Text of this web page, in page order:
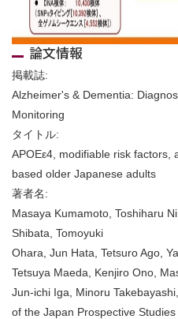
論文情報
掲載誌:
Alzheimer's & Dementia:
Monitoring
タイトル:
APOEε4, modifiable risk factors,
based older Japanese adults
著者名:
Masaya Kumamoto, Toshiharu
Shibata, Tomoyuki
Ohara, Jun Hata, Tetsuro Ago,
Tetsuya Maeda, Kenjiro Ono,
Jun-ichi Iga, Minoru
of the Japan Prospective